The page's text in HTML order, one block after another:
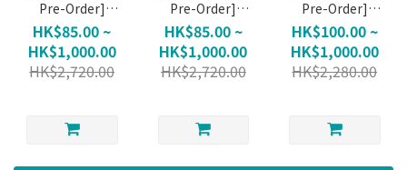
Pre-Order]
WSTD - GIRLS
und PANZER
Oarai Joshi
Gakuen
HK$85.00 ~
HK$1,000.00
HK$2,720.00
Pre-Order]
WSTD - GIRLS
und PANZER
Mugen Kidohai
(Allocation Not
HK$85.00 ~
HK$1,000.00
HK$2,720.00
Pre-Order]
WSBP WSBP -
GIRLS und
PANZER
(Allocation Not
HK$100.00 ~
HK$1,000.00
HK$2,280.00